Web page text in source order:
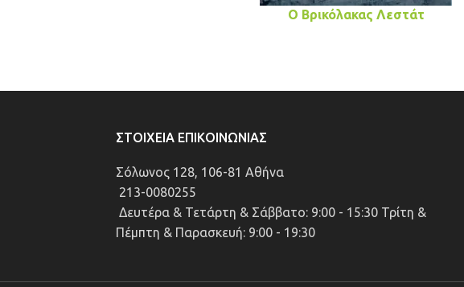
Ο Βρικόλακας Λεστάτ
ΣΤΟΙΧΕΊΑ ΕΠΙΚΟΙΝΩΝΊΑΣ
Σόλωνος 128, 106-81 Αθήνα
213-0080255
Δευτέρα & Τετάρτη & Σάββατο: 9:00 - 15:30 Τρίτη &
Πέμπτη & Παρασκευή: 9:00 - 19:30